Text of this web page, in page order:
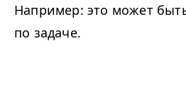
Например: это может
по задаче.